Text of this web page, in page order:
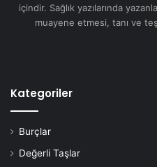
içindir. Sağlık yazılarında
muayene etmesi, tanı ve
Kategoriler
Burçlar
Değerli Taşlar